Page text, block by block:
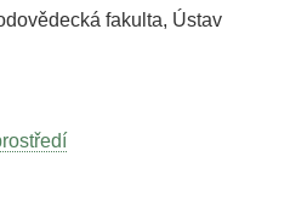
fakulta, Ústav